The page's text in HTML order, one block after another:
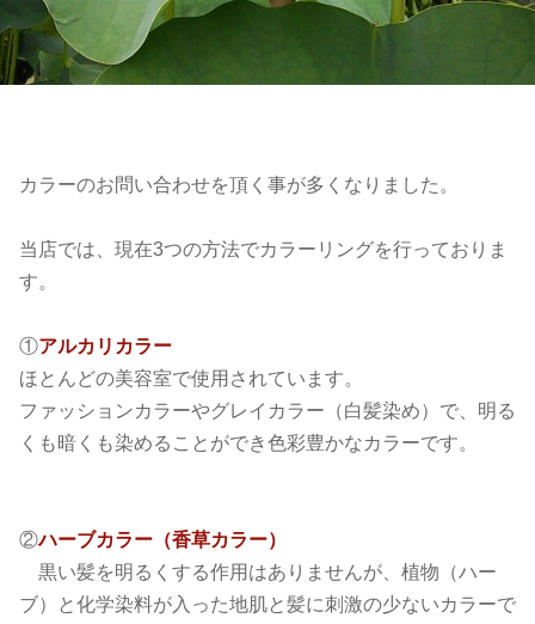
カラーのお問い合わせを頂く事が多くなりました。
当店では、現在3つの方法でカラーリングを行っておりま
す。
①アルカリカラー
ほとんどの美容室で使用されています。
ファッションカラーやグレイカラー（白髪染め）で、明る
くも暗くも染めることができ色彩豊かなカラーです。
②ハーブカラー（香草カラー）
黒い髪を明るくする作用はありませんが、植物（ハー
ブ）と化学染料が入った地肌と髪に刺激の少ないカラーで